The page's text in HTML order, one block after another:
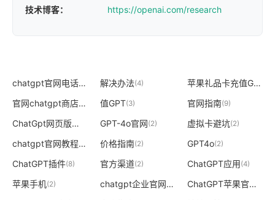
技术博客：
https://openai.com/research
chatgpt官网电话
(2) 解决办法(4) 苹果礼品卡充值GPT
官网chatgpt商店怎么访问 (2)
值GPT(3) 官网指南(9)
ChatGpt网页版入口免登录 (2)
GPT-4o官网(2) 虚拟卡避坑(2)
chatgpt官网教程
(2) 价格指南(2) GPT4o(2)
ChatGPT插件(8) 官方渠道(2) ChatGPT应用(4)
苹果手机(2) chatgpt企业官网
(2) ChatGPT苹果官网